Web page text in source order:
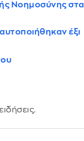
Νοημοσύνης στα
έξι